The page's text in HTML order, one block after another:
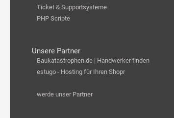
Ticket & Supportsysteme
PHP Scripte
Unsere Partner
Baukatastrophen.de | Handwerker finden
estugo - Hosting für Ihren Shopr
werde unser Partner